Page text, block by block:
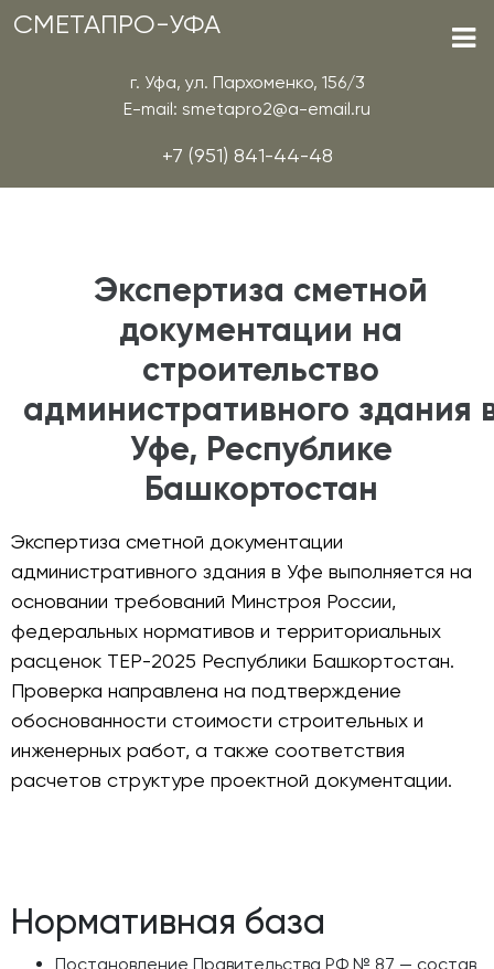
СМЕТАПРО-УФА
г. Уфа, ул. Пархоменко, 156/3
E-mail: smetapro2@a-email.ru
+7 (951) 841-44-48
Экспертиза сметной
документации на
строительство
административного здания
Уфе, Республике
Башкортостан
Экспертиза сметной документации
административного здания в Уфе выполняется на
основании требований Минстроя России,
федеральных нормативов и территориальных
расценок ТЕР-2025 Республики Башкортостан.
Проверка направлена на подтверждение
обоснованности стоимости строительных и
инженерных работ, а также соответствия
расчетов структуре проектной документации.
Нормативная база
Постановление Правительства РФ № 87 — состав